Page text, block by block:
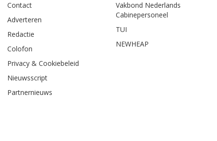
Contact
Adverteren
Redactie
Colofon
Privacy & Cookiebeleid
Nieuwsscript
Partnernieuws
Vakbond Nederlands
Cabinepersoneel
TUI
NEWHEAP